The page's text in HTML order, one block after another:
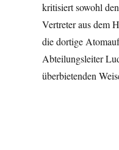
kritisiert sowohl
Vertreter aus dem
die dortige
Abteilungsleiter
überbietenden